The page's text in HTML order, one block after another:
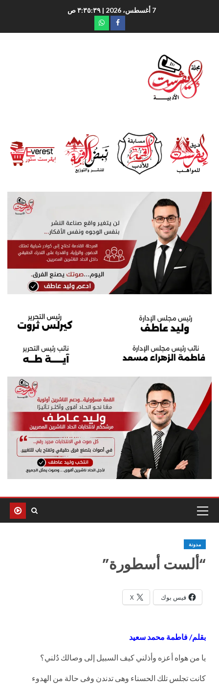
7 أغسطس، 2026 | ٣:٣٥:٤١ ص
مدونة
“ألست أسطورة”
فيس بوك X
بقلم/ فاطمة محمد سعيد
يا من هواه أعزه وأذلني كيف السبيل إلى وصالك دُلني؟
كانت تجلس تلك الحسناء وهى تدندن وفى حالة من الهدوء